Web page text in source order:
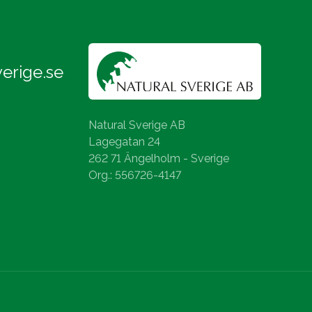
Natural Sverige AB
Lagegatan 24
262 71 Ängelholm - Sverige
Org.: 556726-4147